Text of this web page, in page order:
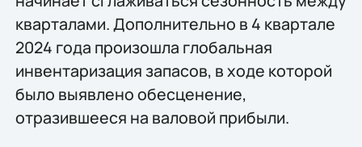
кварталами. Дополнительно в 4 квартале
2024 года произошла глобальная
инвентаризация запасов, в ходе которой
было выявлено обесценение,
отразившееся на валовой прибыли.